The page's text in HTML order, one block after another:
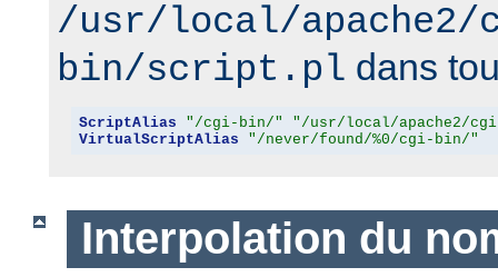
/usr/local/apache2/
bin/script.pl dans
ScriptAlias "/cgi-bin/"
"/usr/local/apache2/
VirtualScriptAlias
"/never/found/%0/cgi-bin/"
Interpolation du